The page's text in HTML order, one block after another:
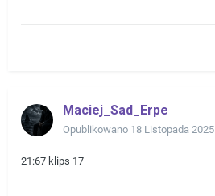
Maciej_Sad_Erpe
Opublikowano 18 Listopada 2025
21:67 klips 17